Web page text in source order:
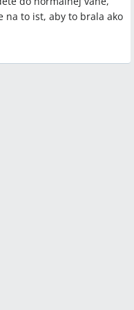
na to ist, aby to brala ako